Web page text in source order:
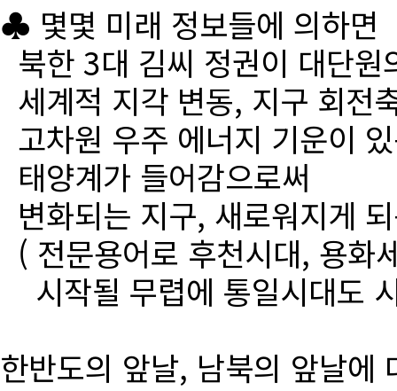
♣ 몇몇 미래 정보들에 의하면
북한 3대 김씨 정권이 대단
세계적 지각 변동, 지구 회전
고차원 우주 에너지 기운이
태양계가 들어감으로써
변화되는 지구, 새로워지게
( 전문용어로 후천시대, 용화
시작될 무렵에 통일시대도
한반도의 앞날, 남북의 앞날에